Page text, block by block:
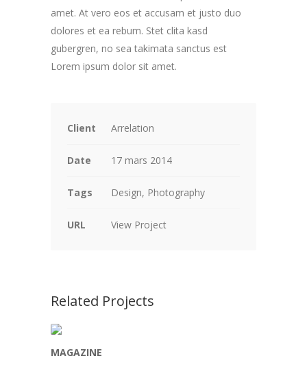
amet. At vero eos et accusam et justo duo
dolores et ea rebum. Stet clita kasd
gubergren, no sea takimata sanctus est
Lorem ipsum dolor sit amet.
Client Arrelation
Date 17 mars 2014
Tags Design, Photography
URL View Project
Related Projects
MAGAZINE